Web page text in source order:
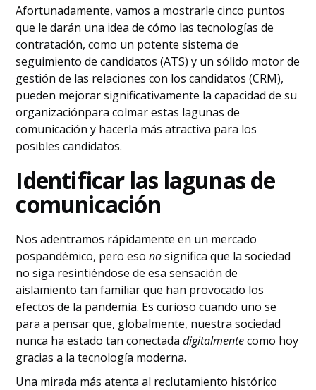
Afortunadamente, vamos a mostrarle cinco puntos
que le darán una idea de cómo las tecnologías de
contratación, como un potente sistema de
seguimiento de candidatos (ATS) y un sólido motor de
gestión de las relaciones con los candidatos (CRM),
pueden mejorar significativamente la capacidad de su
organizaciónpara colmar estas lagunas de
comunicación y hacerla más atractiva para los
posibles candidatos.
Identificar las lagunas de
comunicación
Nos adentramos rápidamente en un mercado
pospandémico, pero eso nosignifica que la sociedad
no siga resintiéndose de esa sensación de
aislamiento tan familiar que han provocado los
efectos de la pandemia. Es curioso cuando uno se
para a pensar que, globalmente, nuestra sociedad
nunca ha estado tan conectadadigitalmentecomo hoy
gracias a la tecnología moderna.
Una mirada más atenta al reclutamiento histórico